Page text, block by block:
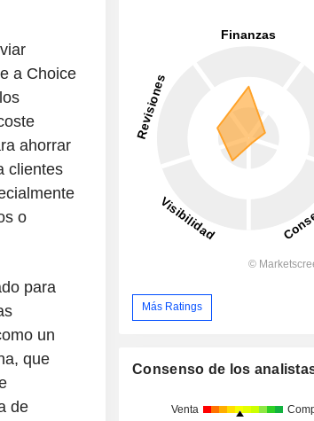
a Choice
ahorrar
clientes
o
para
un
que
de
Más Ratings
Consenso de los
Venta